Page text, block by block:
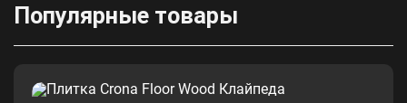
Популярные товары